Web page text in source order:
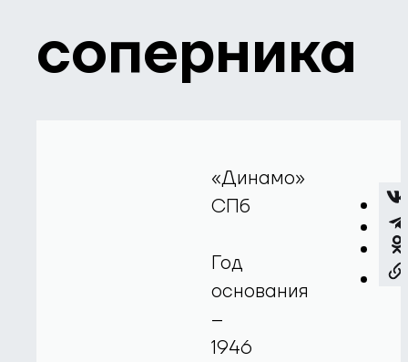
соперника
«Динамо»
СПб
Год
основания
–
1946